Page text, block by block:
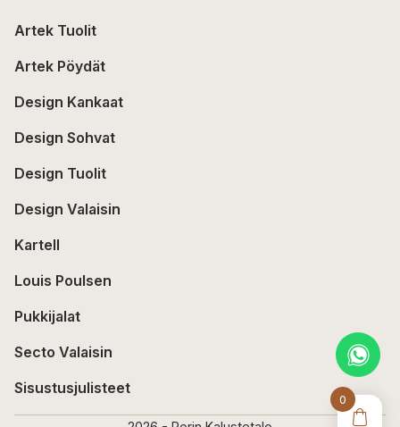
0
Artek Tuolit
Artek Pöydät
Design Kankaat
Design Sohvat
Design Tuolit
Design Valaisin
Kartell
Louis Poulsen
Pukkijalat
Secto Valaisin
Sisustusjulisteet